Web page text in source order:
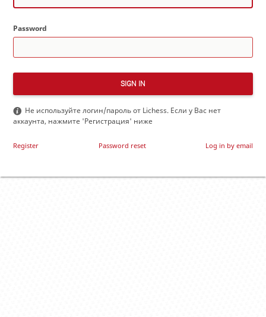
Password
SIGN IN
Не используйте логин/пароль от Lichess. Если у Вас нет
аккаунта, нажмите 'Регистрация' ниже
Register Password reset Log in by email